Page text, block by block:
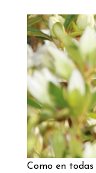
Como en todas